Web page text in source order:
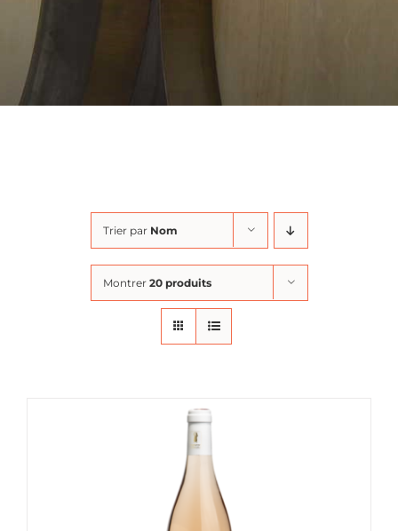
Trier par Nom
Montrer 20 produits